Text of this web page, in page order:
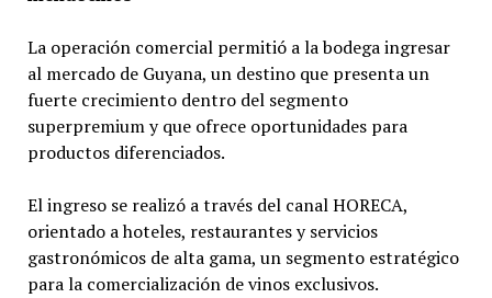
La operación comercial permitió a la bodega ingresar
al mercado de Guyana, un destino que presenta un
fuerte crecimiento dentro del segmento
superpremium y que ofrece oportunidades para
productos diferenciados.
El ingreso se realizó a través del canal HORECA,
orientado a hoteles, restaurantes y servicios
gastronómicos de alta gama, un segmento estratégico
para la comercialización de vinos exclusivos.